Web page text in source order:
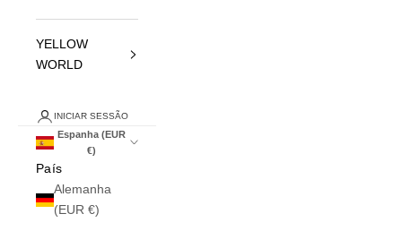
YELLOW
WORLD
INICIAR SESSÃO
Espanha (EUR
€)
País
Alemanha
(EUR €)